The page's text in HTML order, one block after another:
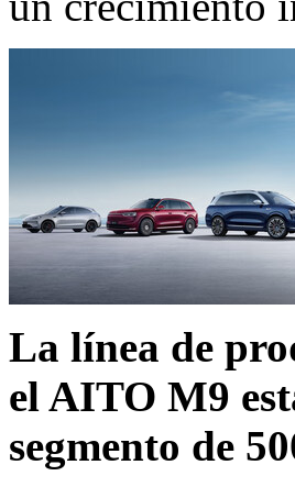
La línea de
el AITO M9
segmento de